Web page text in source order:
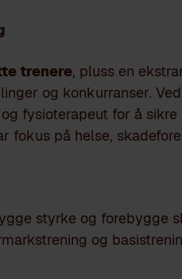
trenere, pluss en
og konkurranser.
fysioterapeut for å
fokus på helse,
styrke og forebygge
og